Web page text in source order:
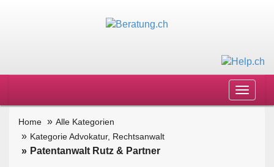
Toggle
Home
Alle Kategorien
Kategorie Advokatur, Rechtsanwalt
Patentanwalt Rutz & Partner